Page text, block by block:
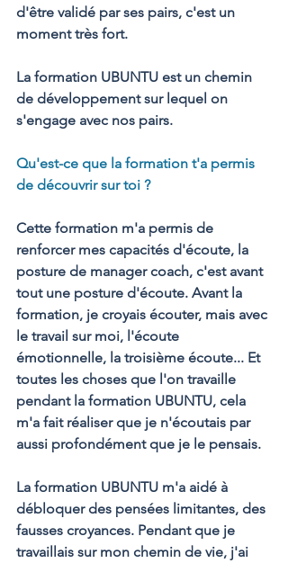
d'être validé par ses pairs, c'est un
moment très fort.
La formation UBUNTU est un chemin
de développement sur lequel on
s'engage avec nos pairs.
Qu'est-ce que la formation t'a permis
de découvrir sur toi ?
Cette formation m'a permis de
renforcer mes capacités d'écoute, la
posture de manager coach, c'est avant
tout une posture d'écoute. Avant la
formation, je croyais écouter, mais avec
le travail sur moi, l'écoute
émotionnelle, la troisième écoute... Et
toutes les choses que l'on travaille
pendant la formation UBUNTU, cela
m'a fait réaliser que je n'écoutais par
aussi profondément que je le pensais.
La formation UBUNTU m'a aidé à
débloquer des pensées limitantes, des
fausses croyances. Pendant que je
travaillais sur mon chemin de vie, j'ai